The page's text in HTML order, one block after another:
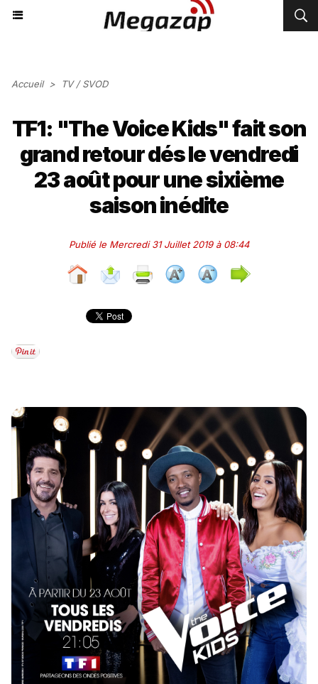
Accueil > TV / SVOD
TF1: "The Voice Kids" fait son
grand retour dés le vendredi
23 août pour une sixième
saison inédite
Publié le Mercredi 31 Juillet 2019 à 08:44